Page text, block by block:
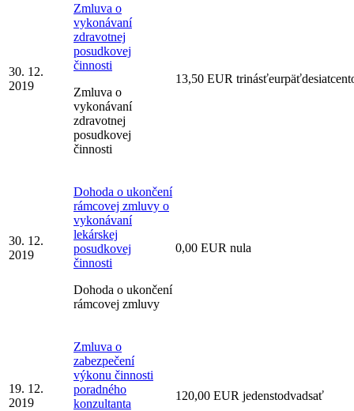
30. 12.
2019
Zmluva o
vykonávaní
zdravotnej
posudkovej
činnosti
Zmluva o
vykonávaní
zdravotnej
posudkovej
činnosti
13,50 EUR
30. 12.
2019
Dohoda o ukončení
rámcovej zmluvy o
vykonávaní
lekárskej
posudkovej
činnosti
Dohoda o ukončení
rámcovej zmluvy
0,00 EUR nula
19. 12.
2019
Zmluva o
zabezpečení
výkonu činnosti
poradného
konzultanta
120,00 EUR jedenstodvadsať